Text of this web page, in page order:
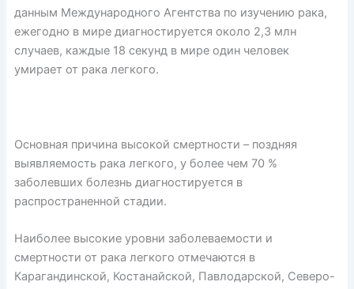
данным Международного Агентства по изучению рака,
ежегодно в мире диагностируется около 2,3 млн
случаев, каждые 18 секунд в мире один человек
умирает от рака легкого.
Основная причина высокой смертности – поздняя
выявляемость рака легкого, у более чем 70 %
заболевших болезнь диагностируется в
распространенной стадии.
Наиболее высокие уровни заболеваемости и
смертности от рака легкого отмечаются в
Карагандинской, Костанайской, Павлодарской, Северо-